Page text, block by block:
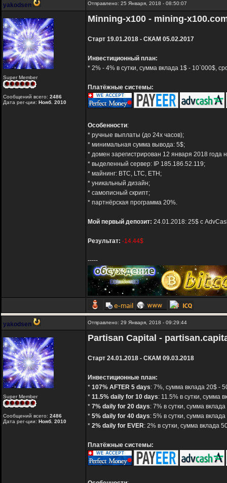
yakodsen Отправлено: 25 Января, 2018 - 08:50:07
Super Member
Сообщений всего: 2486
Дата рег-ции: Нояб. 2010
Minning-x100 - mining-
Старт 19.01.2018 - СКАМ 05.02.2017
Инвестиционный план:
* 2% - 4% в сутки, сумма вклада 1$ - 10`000$,
Платёжные системы:
Особенности:
* ручные выплаты (до 24х часов);
* минимальная сумма вывода: 5$;
* домен зарегистрирован 12 января 2018 года
* выделенный сервер: IP 185.186.52.119;
* майнинг: BTC, LTC, ETH;
* уникальный дизайн;
* самописный скрипт;
* партнёрская программа 20%.
Мой первый депозит: 24.01.2018: 25$ с
Результат: -14.44$
-----
yakodsen Отправлено: 29 Января, 2018 - 09:29:44
Super Member
Сообщений всего: 2486
Дата рег-ции: Нояб. 2010
Partisan Capital -
Старт 24.01.2018 - СКАМ 09.03.2018
Инвестиционные план:
* 107% AFTER 5 days: 7%, сумма вклада 20$ -
* 11.5% daily for 10 days: 11.5% в сутки, сумма
* 7% daily for 20 days: 7% в сутки, сумма
* 5% daily for 40 days: 5% в сутки, сумма
* 2% daily for EVER: 2% в сутки, сумма вклада
Платёжные системы: